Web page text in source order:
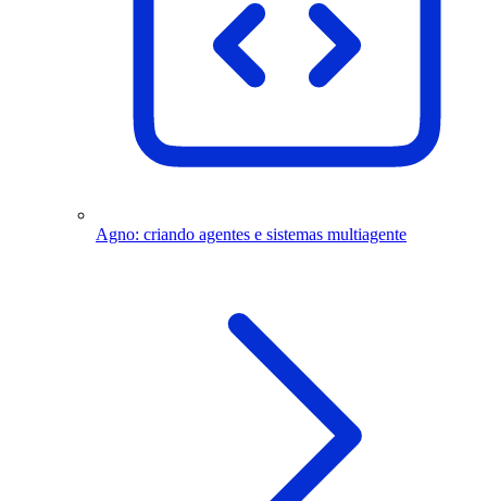
Agno: criando agentes e sistemas multiagente